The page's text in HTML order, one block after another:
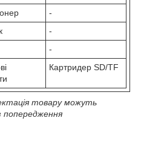
-
-
-
Картридер SD/TF
товару можуть
попередження